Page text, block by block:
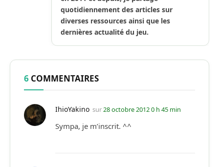
quotidiennement des articles sur
diverses ressources ainsi que les
dernières actualité du jeu.
6 COMMENTAIRES
IhioYakino sur28 octobre 2012 0 h 45 min
Sympa, je m’inscrit. ^^